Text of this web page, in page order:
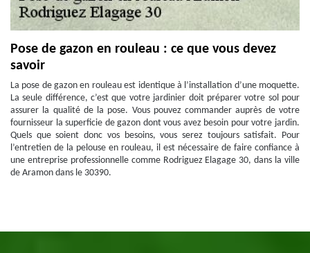
Pose de gazon en rouleau : ce que vous devez
savoir
La pose de gazon en rouleau est identique à l’installation d’une moquette.
La seule différence, c’est que votre jardinier doit préparer votre sol pour
assurer la qualité de la pose. Vous pouvez commander auprès de votre
fournisseur la superficie de gazon dont vous avez besoin pour votre jardin.
Quels que soient donc vos besoins, vous serez toujours satisfait. Pour
l’entretien de la pelouse en rouleau, il est nécessaire de faire confiance à
une entreprise professionnelle comme Rodriguez Elagage 30, dans la ville
de Aramon dans le 30390.